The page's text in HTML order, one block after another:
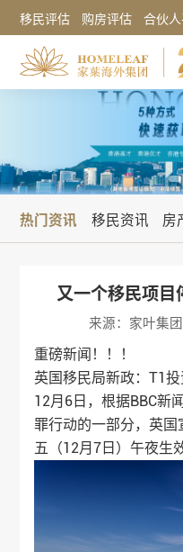
移民评估 购房评估 合伙
热门资讯 移民资讯 房
又一个移民项目
来源：家叶集团
重磅新闻！！！
英国移民局新政：T1投
12月6日，根据BBC新
罪行动的一部分，英国
五（12月7日）午夜生效